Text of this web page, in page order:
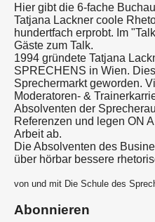
Hier gibt die 6-fache
Tatjana Lackner coole
hundertfach erprobt. Im
Gäste zum Talk.
1994 gründete Tatjana
SPRECHENS in Wien.
Sprechermarkt geworden.
Moderatoren- &
Absolventen der
Referenzen und legen ON
Arbeit ab.
Die Absolventen des
über hörbar bessere
von und mit Die Schule des
Abonnieren